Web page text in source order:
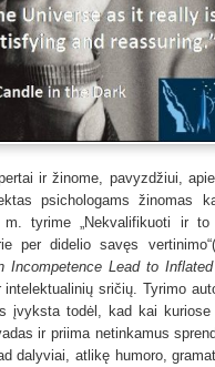
ir žinome, pavyzdžiui,
psichologams žinomas
tyrime „Nekvalifikuoti ir to
per didelio savęs
Lead to
sričių. Tyrimo
įvyksta todėl, kad kai kuriose
ir priima netinkamus
dalyviai, atlikę humoro,